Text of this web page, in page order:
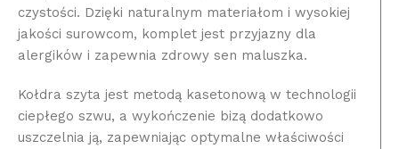
czystości. Dzięki naturalnym materiałom i wysokiej
jakości surowcom, komplet jest przyjazny dla
alergików i zapewnia zdrowy sen maluszka.
Kołdra szyta jest metodą kasetonową w technologii
ciepłego szwu, a wykończenie bizą dodatkowo
uszczelnia ją, zapewniając optymalne właściwości